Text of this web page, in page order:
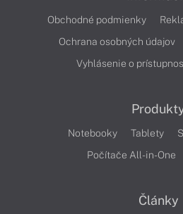
Obchodné podmienky
Ochrana osobných údajov
Vyhlásenie o
Notebooky Tablety
Počítače All-in-One
Články